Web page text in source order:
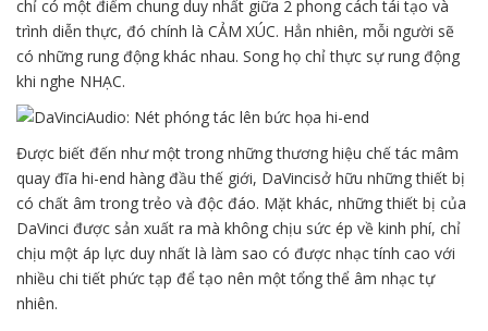
chỉ có một điểm chung duy nhất giữa 2 phong cách tái tạo và
trình diễn thực, đó chính là CẢM XÚC. Hẳn nhiên, mỗi người sẽ
có những rung động khác nhau. Song họ chỉ thực sự rung động
khi nghe NHẠC.
Được biết đến như một trong những thương hiệu chế tác mâm
quay đĩa hi-end hàng đầu thế giới, DaVincisở hữu những thiết bị
có chất âm trong trẻo và độc đáo. Mặt khác, những thiết bị của
DaVinci được sản xuất ra mà không chịu sức ép về kinh phí, chỉ
chịu một áp lực duy nhất là làm sao có được nhạc tính cao với
nhiều chi tiết phức tạp để tạo nên một tổng thể âm nhạc tự
nhiên.